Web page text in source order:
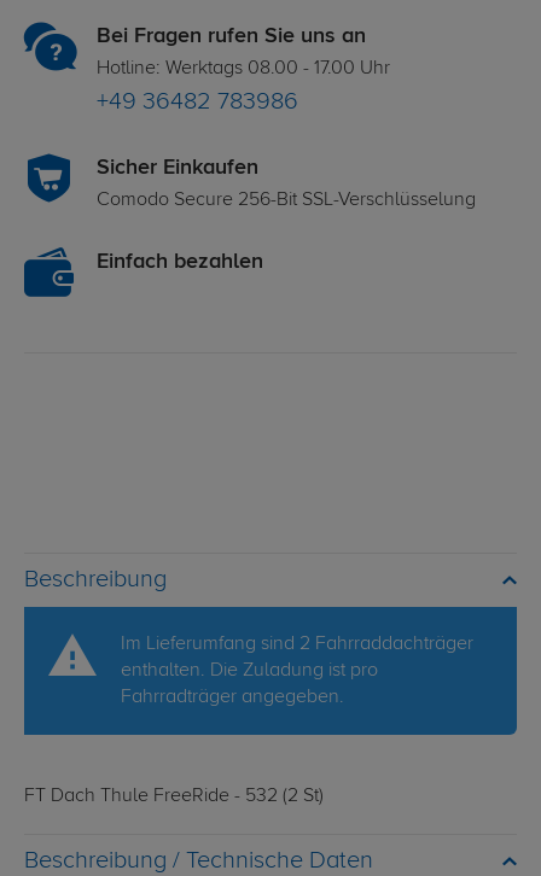
Bei Fragen rufen Sie uns an
Hotline: Werktags 08.00 - 17.00 Uhr
+49 36482 783986
Sicher Einkaufen
Comodo Secure 256-Bit SSL-Verschlüsselung
Einfach bezahlen
Beschreibung
Im Lieferumfang sind 2 Fahrraddachträger
enthalten. Die Zuladung ist pro
Fahrradträger angegeben.
FT Dach Thule FreeRide - 532 (2 St)
Technische Daten